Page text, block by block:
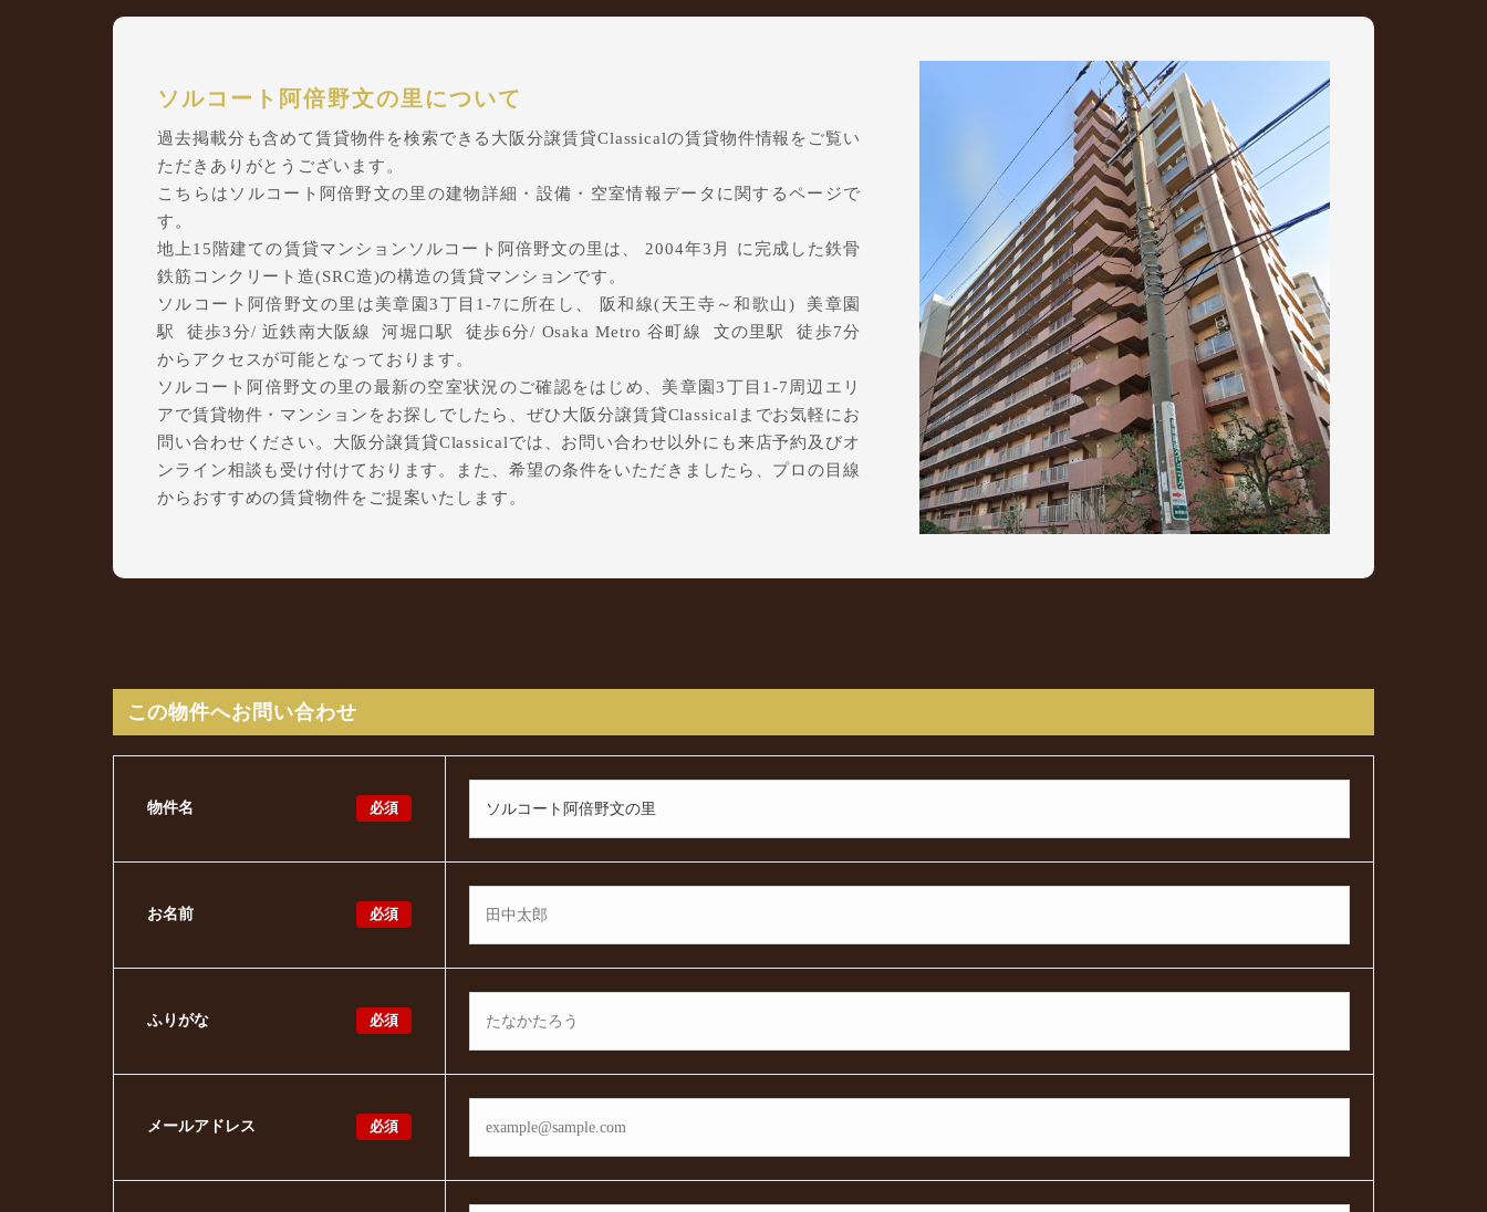
ソルコート阿倍野文の里について
過去掲載分も含めて賃貸物件を検索できる大阪分譲賃貸Classicalの賃貸物件情報をご覧い
ただきありがとうございます。
こちらはソルコート阿倍野文の里の建物詳細・設備・空室情報データに関するページで
す。
地上15階建ての賃貸マンションソルコート阿倍野文の里は、 2004年3月 に完成した鉄骨
鉄筋コンクリート造(SRC造)の構造の賃貸マンションです。
ソルコート阿倍野文の里は美章園3丁目1-7に所在し、 阪和線(天王寺～和歌山) 美章園
駅 徒歩3分/ 近鉄南大阪線 河堀口駅 徒歩6分/ Osaka Metro 谷町線 文の里駅 徒歩7分
からアクセスが可能となっております。
ソルコート阿倍野文の里の最新の空室状況のご確認をはじめ、美章園3丁目1-7周辺エリ
アで賃貸物件・マンションをお探しでしたら、ぜひ大阪分譲賃貸Classicalまでお気軽にお
問い合わせください。大阪分譲賃貸Classicalでは、お問い合わせ以外にも来店予約及びオ
ンライン相談も受け付けております。また、希望の条件をいただきましたら、プロの目線
からおすすめの賃貸物件をご提案いたします。
この物件へお問い合わせ
必須
物件名
必須
お名前
必須
ふりがな
必須
メールアドレス